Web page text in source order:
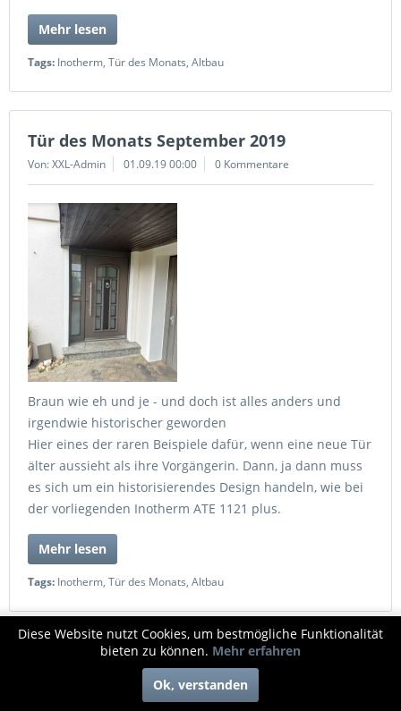
Mehr lesen
Tags: Inotherm, Tür des Monats, Altbau
Tür des Monats September 2019
Von: XXL-Admin 01.09.19 00:00 0 Kommentare
Braun wie eh und je - und doch ist alles anders und
irgendwie historischer geworden
Hier eines der raren Beispiele dafür, wenn eine neue Tür
älter aussieht als ihre Vorgängerin. Dann, ja dann muss
es sich um ein historisierendes Design handeln, wie bei
der vorliegenden Inotherm ATE 1121 plus.
Mehr lesen
Tags: Inotherm, Tür des Monats, Altbau
Tür des Monats April 2019
02.04.19 00:00 0 Kommentare
Diese Website nutzt Cookies, um bestmögliche Funktionalität
bieten zu können. Mehr erfahren
Ok, verstanden